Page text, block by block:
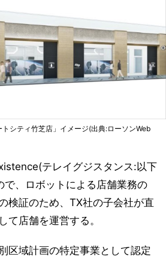
トシティ竹芝店」イメージ(出典:ローソンWeb
テレイグジスタンス:以下
で、ロボットによる店舗業務の
検証のため、TX社の子会社が直
て店舗を運営する。
区域計画の特定事業として認定